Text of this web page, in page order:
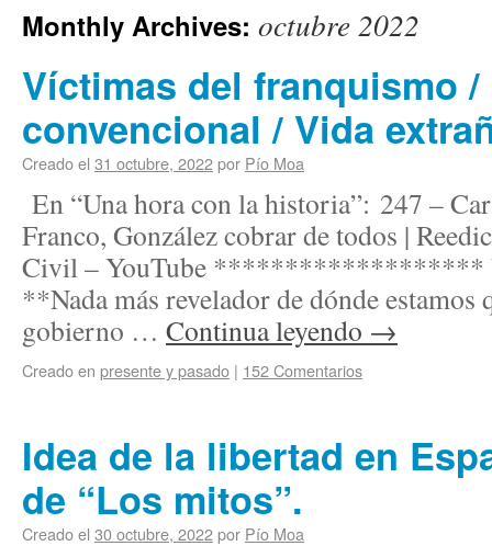
Monthly Archives: octubre 2022
Víctimas del franquismo /
convencional / Vida
Creado el 31 octubre, 2022por Pío Moa
En “Una hora con la historia”: 247 –
Franco, González cobrar de todos |
Civil – YouTube *******************
**Nada más revelador de dónde
gobierno … Continua leyendo →
Creado en presente y pasado | 152 Comentarios
Idea de la libertad en
de “Los mitos”.
Creado el 30 octubre, 2022por Pío Moa